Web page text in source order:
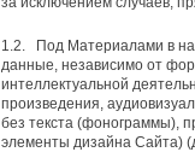
1.2. Под Материалами в
данные, независимо от
интеллектуальной
произведения,
без текста (фонограммы),
элементы дизайна Сайта)